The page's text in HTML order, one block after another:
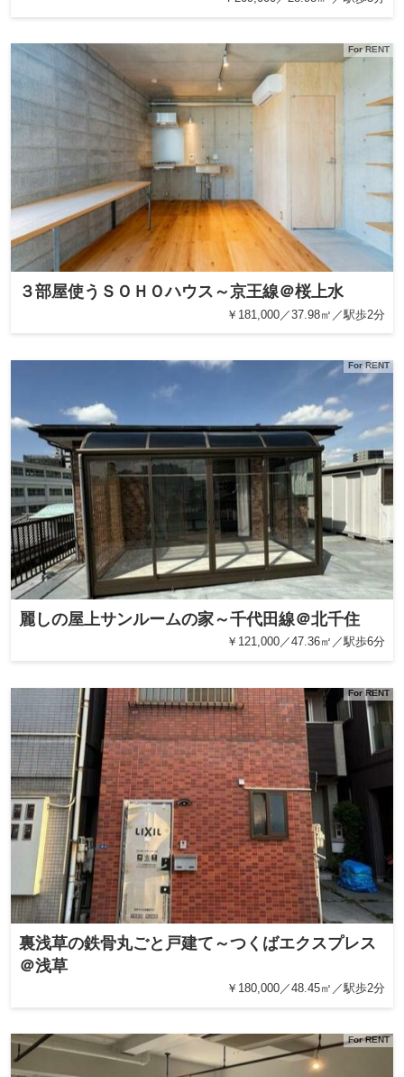
For RENT
３部屋使うＳＯＨＯハウス～京王線＠桜上水
￥181,000／37.98㎡／駅歩2分
For RENT
麗しの屋上サンルームの家～千代田線＠北千住
￥121,000／47.36㎡／駅歩6分
For RENT
裏浅草の鉄骨丸ごと戸建て～つくばエクスプレス
＠浅草
￥180,000／48.45㎡／駅歩2分
For RENT